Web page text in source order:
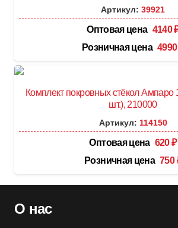
Артикул: 39921
Оптовая цена 4140
Розничная цена 4990
Комплект покровных стёкол Ампаро
шт.), 210000
Артикул: 114150
Оптовая цена 620₽
Розничная цена 750
О нас